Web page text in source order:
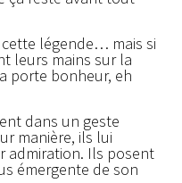
cette légende… mais si
leurs mains sur la
porte bonheur, eh
dans un geste
manière, ils lui
admiration. Ils posent
émergente de son